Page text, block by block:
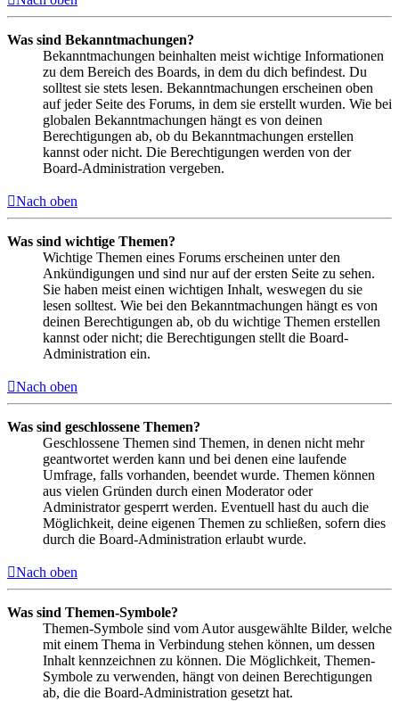
Was sind Bekanntmachungen?
Bekanntmachungen beinhalten meist wichtige Informationen
zu dem Bereich des Boards, in dem du dich befindest. Du
solltest sie stets lesen. Bekanntmachungen erscheinen oben
auf jeder Seite des Forums, in dem sie erstellt wurden. Wie bei
globalen Bekanntmachungen hängt es von deinen
Berechtigungen ab, ob du Bekanntmachungen erstellen
kannst oder nicht. Die Berechtigungen werden von der
Board-Administration vergeben.
Nach oben
Was sind wichtige Themen?
Wichtige Themen eines Forums erscheinen unter den
Ankündigungen und sind nur auf der ersten Seite zu sehen.
Sie haben meist einen wichtigen Inhalt, weswegen du sie
lesen solltest. Wie bei den Bekanntmachungen hängt es von
deinen Berechtigungen ab, ob du wichtige Themen erstellen
kannst oder nicht; die Berechtigungen stellt die Board-
Administration ein.
Nach oben
Was sind geschlossene Themen?
Geschlossene Themen sind Themen, in denen nicht mehr
geantwortet werden kann und bei denen eine laufende
Umfrage, falls vorhanden, beendet wurde. Themen können
aus vielen Gründen durch einen Moderator oder
Administrator gesperrt werden. Eventuell hast du auch die
Möglichkeit, deine eigenen Themen zu schließen, sofern dies
durch die Board-Administration erlaubt wurde.
Nach oben
Was sind Themen-Symbole?
Themen-Symbole sind vom Autor ausgewählte Bilder, welche
mit einem Thema in Verbindung stehen können, um dessen
Inhalt kennzeichnen zu können. Die Möglichkeit, Themen-
Symbole zu verwenden, hängt von deinen Berechtigungen
ab, die die Board-Administration gesetzt hat.